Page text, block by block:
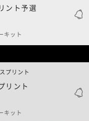
ント予選
キット
リント
リント
キット